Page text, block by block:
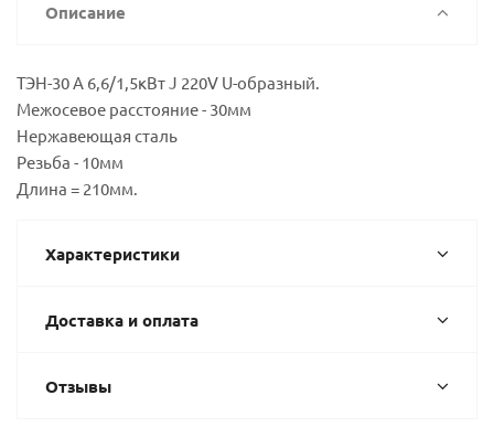
Описание
ТЭН-30 А 6,6/1,5кВт J 220V U-образный.
Межосевое расстояние - 30мм
Нержавеющая сталь
Резьба - 10мм
Длина = 210мм.
Характеристики
Доставка и оплата
Отзывы